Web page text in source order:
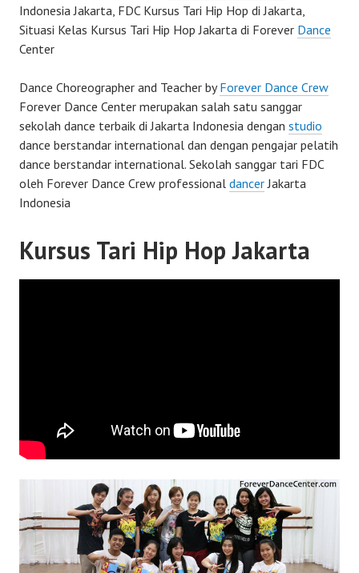
Indonesia Jakarta, FDC Kursus Tari Hip Hop di Jakarta,
Situasi Kelas Kursus Tari Hip Hop Jakarta di Forever Dance
Center
Dance Choreographer and Teacher byForever Dance Crew
Forever Dance Center merupakan salah satu sanggar
sekolah dance terbaik di Jakarta Indonesia dengan studio
dance berstandar international dan dengan pengajar pelatih
dance berstandar international. Sekolah sanggar tari FDC
oleh Forever Dance Crew professional dancerJakarta
Indonesia
Kursus Tari Hip Hop Jakarta